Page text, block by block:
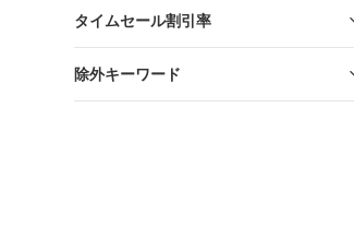
タイムセール割引率
除外キーワード